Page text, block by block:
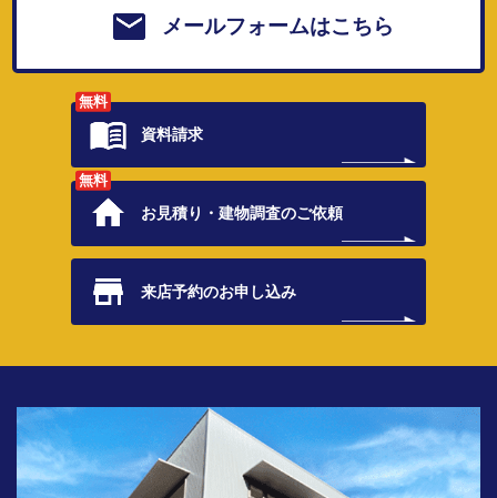
メールフォームはこちら
無料
資料請求
無料
お見積り・建物調査のご依頼
来店予約のお申し込み